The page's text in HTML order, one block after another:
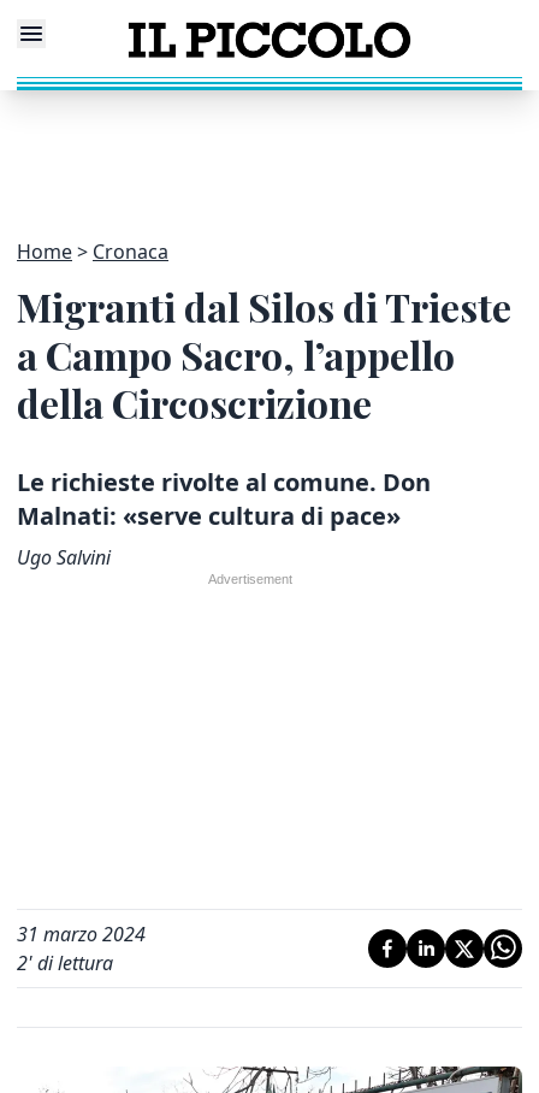
Home Cronaca
Migranti dal Silos di Trieste
a Campo Sacro, l’appello
della Circoscrizione
Le richieste rivolte al comune. Don
Malnati: «serve cultura di pace»
Ugo Salvini
31 marzo 2024
2' di lettura